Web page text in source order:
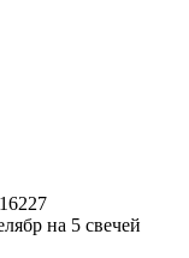
на 5 свечей